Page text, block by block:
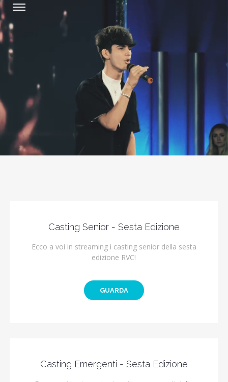
Casting Senior - Sesta Edizione
Ecco a voi in streaming i casting senior della sesta
edizione RVC!
GUARDA
Casting Emergenti - Sesta Edizione